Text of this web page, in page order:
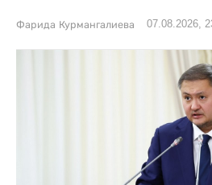
Фарида Курмангалиева 07.08.2026,